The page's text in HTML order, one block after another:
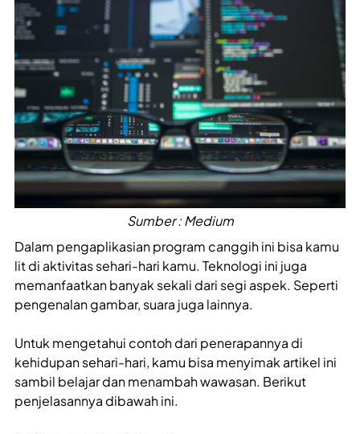
Sumber : Medium
Dalam pengaplikasian program canggih ini bisa kamu
lit di aktivitas sehari-hari kamu. Teknologi ini juga
memanfaatkan banyak sekali dari segi aspek. Seperti
pengenalan gambar, suara juga lainnya.
Untuk mengetahui contoh dari penerapannya di
kehidupan sehari-hari, kamu bisa menyimak artikel ini
sambil belajar dan menambah wawasan. Berikut
penjelasannya dibawah ini.